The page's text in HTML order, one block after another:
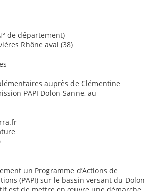
de département)
Rhône aval (38)
auprès de Clémentine
PAPI Dolon-Sanne, au
un Programme d’Actions de
(PAPI) sur le bassin versant du Dolon